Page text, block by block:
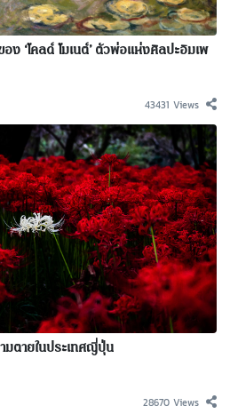
อง ‘โคลด์ โมเนต์’ ตัวพ่อแห่งศิลปะอิมเพ
43431 Views
มตายในประเทศญี่ปุ่น
28670 Views